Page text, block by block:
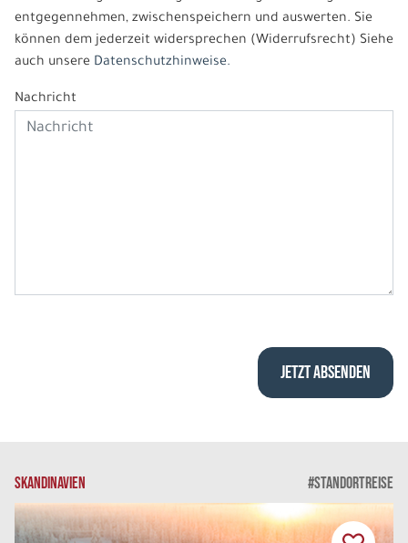
entgegennehmen, zwischenspeichern und auswerten. Sie
können dem jederzeit widersprechen (Widerrufsrecht) Siehe
auch unsere Datenschutzhinweise.
Nachricht
SKANDINAVIEN #STANDORTREISE